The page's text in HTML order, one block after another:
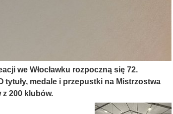
we Włocławku rozpoczną się 72.
tytuły, medale i przepustki na Mistrzostwa
200 klubów.